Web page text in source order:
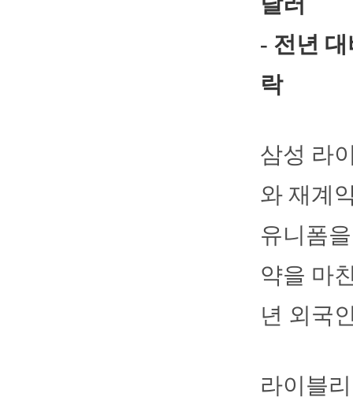
- 전년
락
삼성 라
와 재계
유니폼
약을 마
년 외국
라이블